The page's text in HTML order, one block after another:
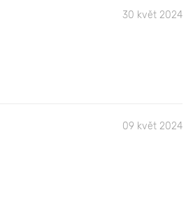
30 květ 2024
09 květ 2024